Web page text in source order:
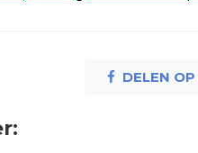
DELEN